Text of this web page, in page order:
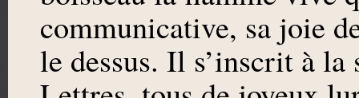
communicative, sa joie
le dessus. Il s’inscrit à